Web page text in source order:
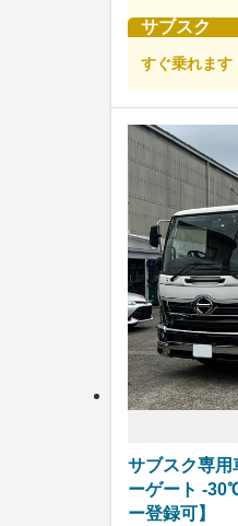
サブスク
すぐ乗れます
サブスク専
ーゲート -
ー登録可】